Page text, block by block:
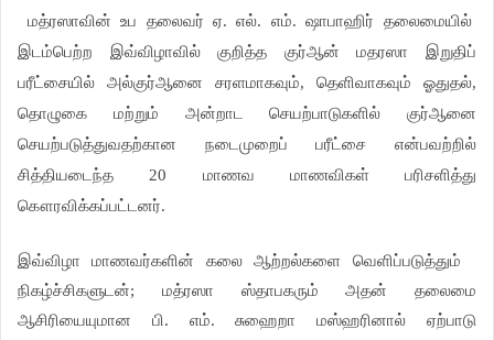
மத்ரஸாவின் உப தலைவர் ஏ. எல். எம். ஷாபாஹிர் தலைமையில்
இடம்பெற்ற இவ்விழாவில் குறித்த குர்ஆன் மதரஸா இறுதிப்
பரீட்சையில் அல்குர்ஆனை சரளமாகவும், தெளிவாகவும் ஓதுதல்,
தொழுகை மற்றும் அன்றாட செயற்பாடுகளில் குர்ஆனை
செயற்படுத்துவதற்கான நடைமுறைப் பரீட்சை என்பவற்றில்
சித்தியடைந்த 20 மாணவ மாணவிகள் பரிசளித்து
கௌரவிக்கப்பட்டனர்.
இவ்விழா மாணவர்களின் கலை ஆற்றல்களை வெளிப்படுத்தும்
நிகழ்ச்சிகளுடன்; மத்ரஸா ஸ்தாபகரும் அதன் தலைமை
ஆசிரியையுமான பி. எம். சுஹைறா மஸ்ஹரினால் ஏற்பாடு